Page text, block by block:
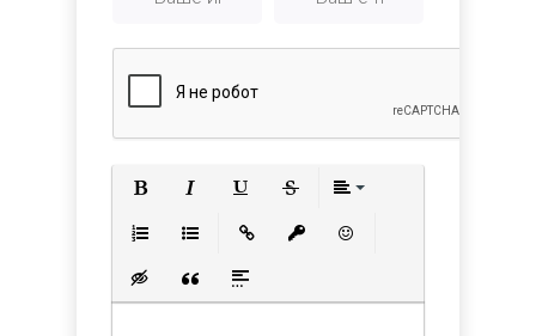
Вставка скрытого текста
Вставка цитаты
Вставка спойлера